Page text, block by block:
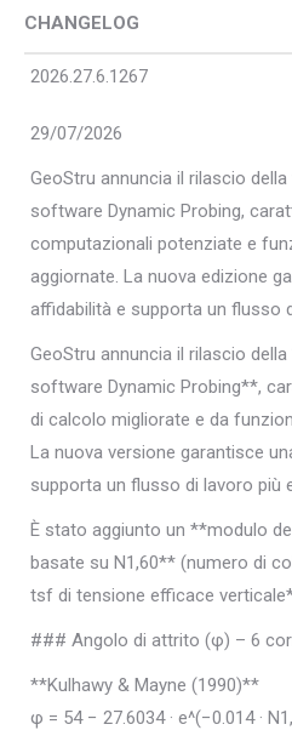
CHANGELOG
2026.27.6.1267
29/07/2026
GeoStru annuncia il rilascio
software Dynamic Probing,
computazionali potenziate e
aggiornate. La nuova edizione
affidabilità e supporta un flusso
GeoStru annuncia il rilascio
software Dynamic Probing**,
di calcolo migliorate e da
La nuova versione garantisce
supporta un flusso di lavoro più
È stato aggiunto un **modulo
basate su N1,60** (numero di
tsf di tensione efficace
### Angolo di attrito (φ) – 6
**Kulhawy & Mayne (1990)**
φ = 54 − 27.6034 · e^(−0.014 ·